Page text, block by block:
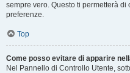
sempre vero. Questo ti permetterà
preferenze.
Top
Come posso evitare di apparire
Nel Pannello di Controllo Utente,